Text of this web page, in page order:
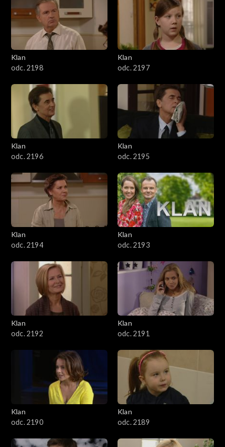
4201–4300
4101–4200
3901–4000
3801–3900
3701–3800
3601–3700
3501–3600
3401–3500
3201–3300
3101–3200
3001–3100
2901–3000
2801–2900
2701–2800
Klan
odc. 2198
Klan
odc. 2197
Klan
odc. 2196
Klan
odc. 2195
Klan
odc. 2194
Klan
odc. 2193
Klan
odc. 2192
Klan
odc. 2191
Klan
odc. 2190
Klan
odc. 2189